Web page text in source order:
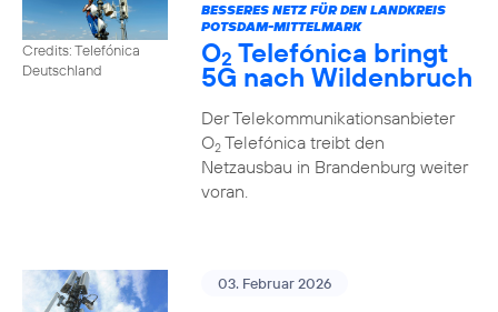
Credits: Telefónica
Deutschland
BESSERES NETZ FÜR DEN LANDKREIS
POTSDAM-MITTELMARK
O2 Telefónica bringt
5G nach Wildenbruch
Der Telekommunikationsanbieter
O2Telefónica treibt den
Netzausbau in Brandenburg weiter
voran.
03. Februar 2026